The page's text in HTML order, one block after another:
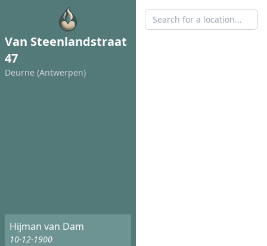
Van Steenlandstraat
47
Deurne (Antwerpen)
Hijman van Dam
10-12-1900